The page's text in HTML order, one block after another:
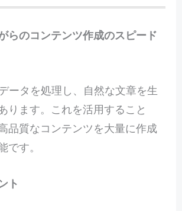
らのコンテンツ作成のスピード
ータを処理し、自然な文章を生
ります。これを活用すること
品質なコンテンツを大量に作成
です。
ト